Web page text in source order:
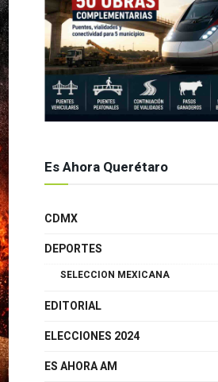
Es Ahora Querétaro
CDMX
DEPORTES
SELECCION MEXICANA
EDITORIAL